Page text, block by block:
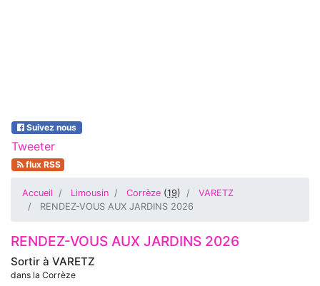
Suivez nous
Tweeter
flux RSS
Accueil Limousin Corrèze (19)
VARETZ
RENDEZ-VOUS AUX JARDINS 2026
Sortir à VARETZ
dans la Corrèze
RENDEZ-VOUS AUX JARDINS 2026